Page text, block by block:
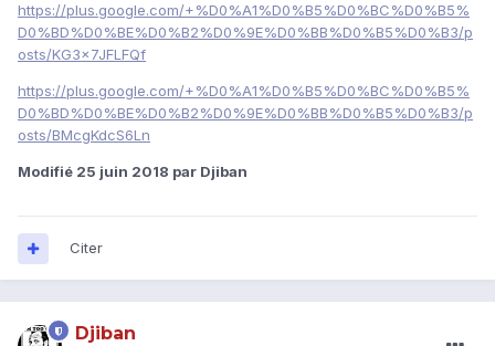
https://plus.google.com/+%D0%A1%D0%B5%D0%BC%D0%B5%
D0%BD%D0%BE%D0%B2%D0%9E%D0%BB%D0%B5%D0%B3/p
osts/KG3x7JFLFQf
https://plus.google.com/+%D0%A1%D0%B5%D0%BC%D0%B5%
D0%BD%D0%BE%D0%B2%D0%9E%D0%BB%D0%B5%D0%B3/p
osts/BMcgKdcS6Ln
Modifié 25 juin 2018 par Djiban
Citer
Djiban